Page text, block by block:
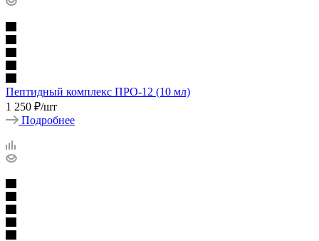
Пептидный комплекс ПРО-12 (10 мл)
1 250 ₽/шт
Подробнее